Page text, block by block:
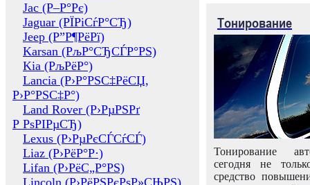
Jac (Р–Р°Рє)
Jaguar (РЇРіСѓР°СЂ)
Jeep (Р”Р¶РёРї)
Karsan (РљР°СЂСЃР°РЅ)
Kia (РљРёР°)
Lancia (Р›Р°РЅС‡РёСЏ,
Р›Р°РЅС‡Р°)
Land Rover (Р›РµРЅРґ
Р РѕРІРµСЂ)
Lexus (Р›РµРєСЃСѓСЃ)
Liaz (Р›РёР°Р·)
Lifan (Р›РёС„Р°РЅ)
Lincoln (Р›РёРЅРєРѕР»СЊРЅ)
Тонирование
Тонирование
сегодня не
средство